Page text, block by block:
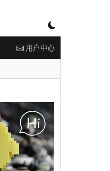
用户中心